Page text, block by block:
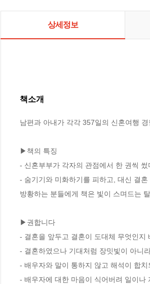
상세정보
책소개
남편과 아내가 각각 357일의 신혼여행
▶책의 특징
- 신혼부부가 각자의 관점에서 한 권씩
- 숨기기와 미화하기를 피하고, 대신 결
방황하는 분들에게 책은 빛이 스며드는
▶권합니다
- 결혼을 앞두고 결혼이 도대체 무엇인지
- 결혼하였으나 기대처럼 장밋빛이 아니
- 배우자와 말이 통하지 않고 해석이 합
- 배우자에 대한 마음이 식어버려 일이나